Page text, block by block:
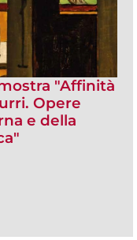
"Affinità
Opere
e della